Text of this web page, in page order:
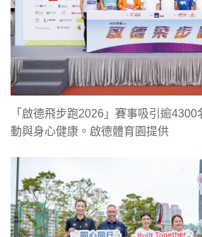
「啟德飛步跑2026」賽事吸引逾
動與身心健康。啟德體育園提供